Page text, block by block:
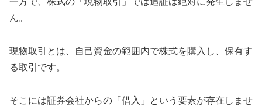
ん。
現物取引とは、自己資金の範囲内で株式を購入し、保有す
る取引です。
そこには証券会社からの「借入」という要素が存在しませ